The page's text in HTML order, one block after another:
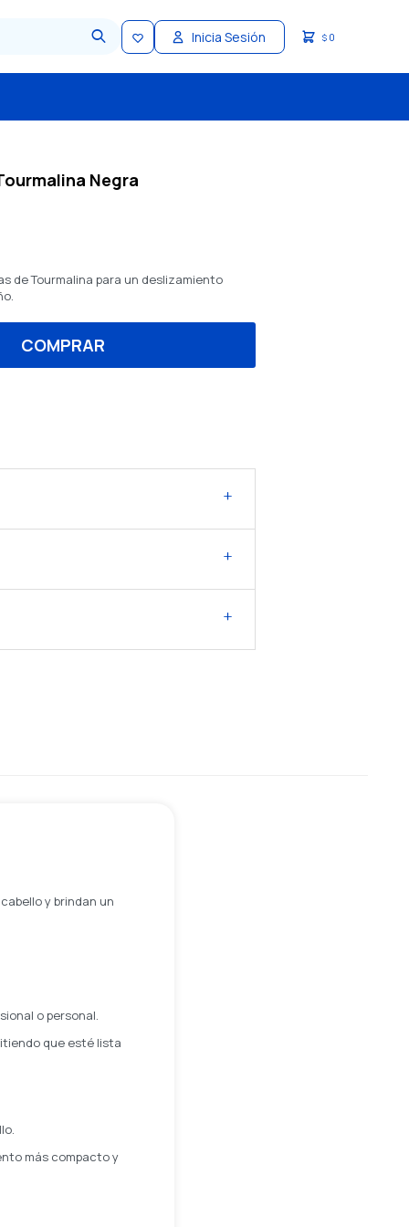
$ 0
Negra
de Tourmalina para un deslizamiento
COMPRAR
y brindan un
o personal.
que esté lista
más compacto y